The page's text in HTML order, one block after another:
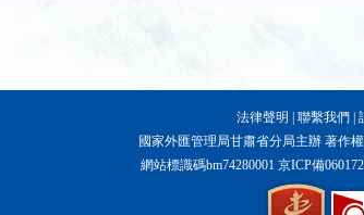
法律聲明 聯繫我們
國家外匯管理局甘肅省分局主辦 著作
網站標識碼bm74280001京ICP備